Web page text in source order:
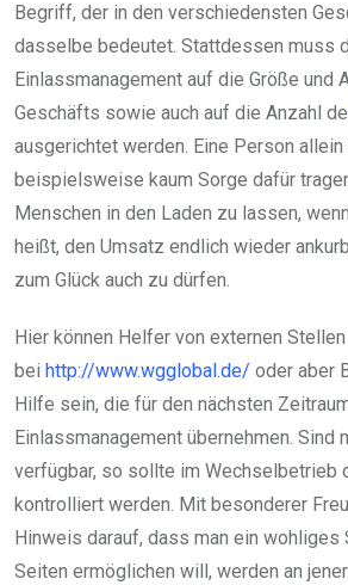
Begriff, der in den verschiedensten
dasselbe bedeutet. Stattdessen muss
Einlassmanagement auf die Größe und
Geschäfts sowie auch auf die Anzahl
ausgerichtet werden. Eine Person allein
beispielsweise kaum Sorge dafür
Menschen in den Laden zu lassen,
heißt, den Umsatz endlich wieder
zum Glück auch zu dürfen.
Hier können Helfer von externen
bei http://www.wgglobal.de/ oder aber
Hilfe sein, die für den nächsten
Einlassmanagement übernehmen. Sind
verfügbar, so sollte im Wechselbetrieb
kontrolliert werden. Mit besonderer
Hinweis darauf, dass man ein wohliges
Seiten ermöglichen will, werden an